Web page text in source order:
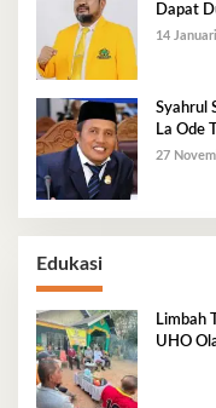
Dapat
14
Syahrul
La Ode
27
Edukasi
Limbah
UHO